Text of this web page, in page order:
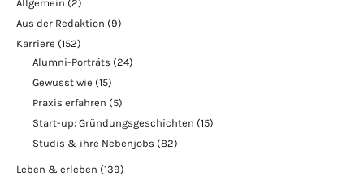
Allgemein (2)
Aus der Redaktion (9)
Karriere (152)
Alumni-Porträts (24)
Gewusst wie (15)
Praxis erfahren (5)
Start-up: Gründungsgeschichten (15)
Studis & ihre Nebenjobs (82)
Leben & erleben (139)